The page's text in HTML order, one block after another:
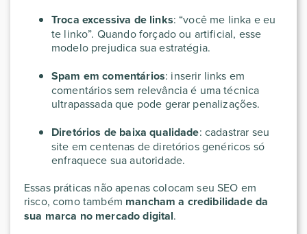
Troca excessiva de links: “você me linka e eu
te linko”. Quando forçado ou artificial, esse
modelo prejudica sua estratégia.
Spam em comentários: inserir links em
comentários sem relevância é uma técnica
ultrapassada que pode gerar penalizações.
Diretórios de baixa qualidade: cadastrar seu
site em centenas de diretórios genéricos só
enfraquece sua autoridade.
Essas práticas não apenas colocam seu SEO em
risco, como também mancham a credibilidade da
sua marca no mercado digital.